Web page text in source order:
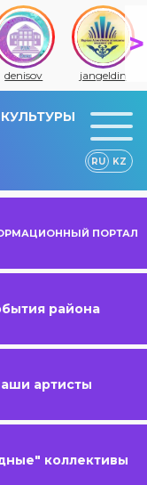
denisov jangeldin
RU KZ
ПОРТАЛ
района
артисты
коллективы